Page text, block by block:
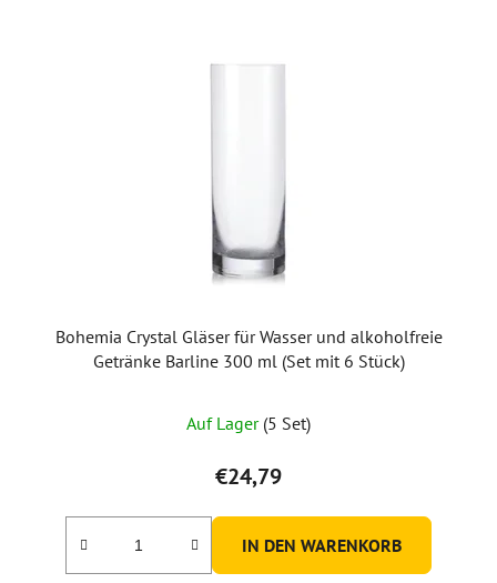
Bohemia Crystal Gläser für Wasser und alkoholfreie
Getränke Barline 300 ml (Set mit 6 Stück)
Auf Lager (5 Set)
€24,79
IN DEN WARENKORB